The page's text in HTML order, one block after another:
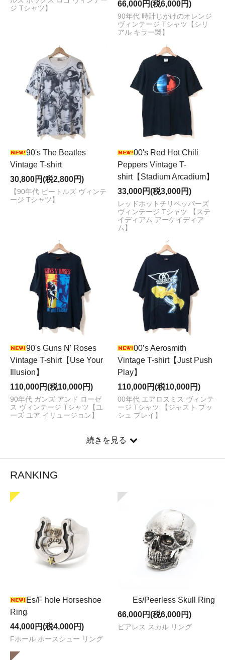
ジ Tシャツ】
66,000円(税6,000円)
90年代 時計じかけのオレンジ
ヴィンテージ Tシャツ【シリ
アル キラー製】
90's The Beatles
Vintage T-shirt
30,800円(税2,800円)
【90年代 ビートルズ ヴィンテ
ージ Tシャツ】
00's Red Hot Chili
Peppers Vintage T-
shirt【Stadium Arcadium】
33,000円(税3,000円)
レッドホットチリペッパーズ
ヴィンテージ Tシャツ 【ステ
イディアム アーケイディア
ム】
90's Guns N' Roses
Vintage T-shirt【Use Your
Illusion】
110,000円(税10,000円)
90年代 ガンズ アンド ローゼ
ス ヴィンテージ Tシャツ【ユ
ーズ ユア イリュージョン】
00’s Aerosmith
Vintage T-shirt【Just Push
Play】
110,000円(税10,000円)
00年代 エアロスミス ヴィンテ
ージ Tシャツ 【ジャスト プッ
シュ プレイ】
続きを見る
RANKING
Es/F hole Horseshoe
Ring
44,000円(税4,000円)
Fホール ホースシュー リング
Es/Peerless Skull Ring
66,000円(税6,000円)
ピアレス スカル リング